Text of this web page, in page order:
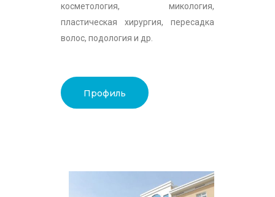
косметология, микология,
пластическая хирургия, пересадка
волос, подология и др.
Профиль